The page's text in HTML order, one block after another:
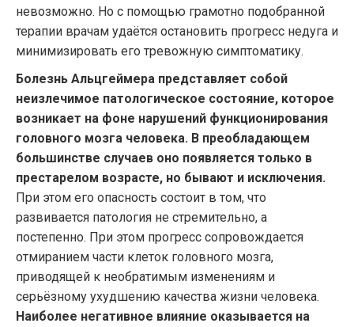
невозможно. Но с помощью грамотно подобранной
терапии врачам удаётся остановить прогресс недуга и
минимизировать его тревожную симптоматику.
Болезнь Альцгеймера представляет собой
неизлечимое патологическое состояние, которое
возникает на фоне нарушений функционирования
головного мозга человека. В преобладающем
большинстве случаев оно появляется только в
престарелом возрасте, но бывают и исключения.
При этом его опасность состоит в том, что
развивается патология не стремительно, а
постепенно. При этом прогресс сопровождается
отмиранием части клеток головного мозга,
приводящей к необратимым изменениям и
серьёзному ухудшению качества жизни человека.
Наиболее негативное влияние оказывается на